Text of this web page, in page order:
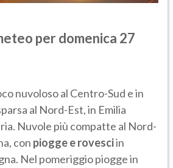
per domenica 27
nuvoloso al Centro-Sud e in
al Nord-Est, in Emilia
Nuvole più compatte al Nord-
con piogge e rovesciin
Nel pomeriggio piogge in